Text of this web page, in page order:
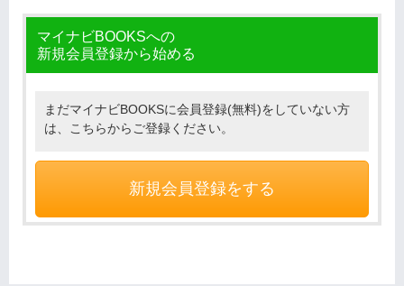
マイナビBOOKSへの
新規会員登録から始める
まだマイナビBOOKSに会員登録(無料)をしていない方
は、こちらからご登録ください。
新規会員登録をする